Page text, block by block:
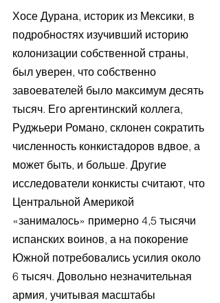
Хосе Дурана, историк из Мексики, в
подробностях изучивший историю
колонизации собственной страны,
был уверен, что собственно
завоевателей было максимум десять
тысяч. Его аргентинский коллега,
Руджьери Романо, склонен сократить
численность конкистадоров вдвое, а
может быть, и больше. Другие
исследователи конкисты считают, что
Центральной Америкой
«занималось» примерно 4,5 тысячи
испанских воинов, а на покорение
Южной потребовались усилия около
6 тысяч. Довольно незначительная
армия, учитывая масштабы